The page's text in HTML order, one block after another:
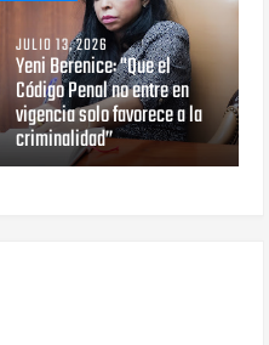
JULIO 13, 2026
Yeni Berenice: "Que el
Código Penal no entre en
vigencia solo favorece a la
criminalidad”